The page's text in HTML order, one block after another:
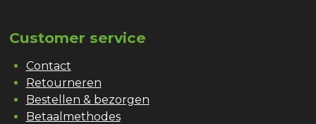
Customer service
Contact
Retourneren
Bestellen & bezorgen
Betaalmethodes